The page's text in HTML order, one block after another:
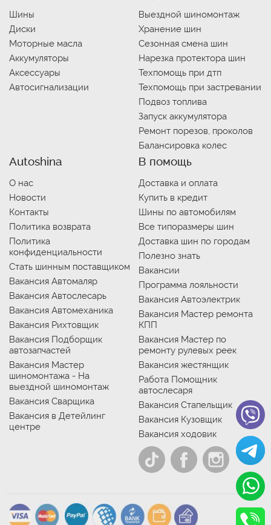
Шины
Диски
Моторные масла
Аккумуляторы
Аксессуары
Автосигнализации
Выездной шиномонтаж
Хранение шин
Сезонная смена шин
Нарезка протектора шин
Техпомощь при дтп
Техпомощь при застревании
Подвоз топлива
Запуск аккумулятора
Ремонт порезов, проколов
Балансировка колес
Autoshina
О нас
Новости
Контакты
Политика возврата
Политика
конфиденциальности
Стать шинным поставщиком
Вакансия Автомаляр
Вакансия Автослесарь
Вакансия Автомеханика
Вакансия Рихтовщик
Вакансия Подборщик
автозапчастей
Вакансия Мастер
шиномонтажа - На
выездной шиномонтаж
Вакансия Сварщика
Вакансия в Детейлинг
центре
В помощь
Доставка и оплата
Купить в кредит
Шины по автомобилям
Все типоразмеры шин
Доставка шин по городам
Полезно знать
Вакансии
Программа лояльности
Вакансия Автоэлектрик
Вакансия Мастер ремонта
КПП
Вакансия Мастер по
ремонту рулевых реек
Вакансия жестянщик
Работа Помощник
автослесаря
Вакансия Стапельщик
Вакансия Кузовщик
Вакансия ходовик